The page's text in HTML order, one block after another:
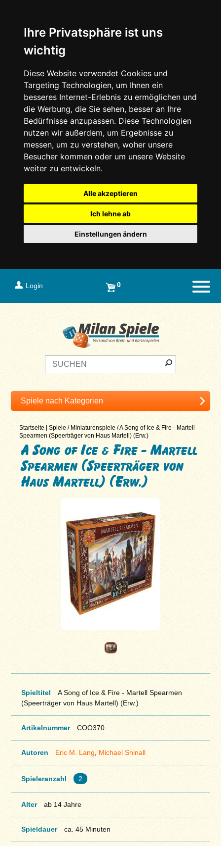
Ihre Privatsphäre ist uns
wichtig
Diese Website verwendet Cookies und
Targeting Technologien, um Ihnen ein
besseres Internet-Erlebnis zu ermöglichen und
die Werbung, die Sie sehen, besser an Ihre
Bedürfnisse anzupassen. Diese Technologien
nutzen wir außerdem, um Ergebnisse zu
messen, um zu verstehen, woher unsere
Besucher kommen oder um unsere Website
weiter zu entwickeln.
Alle akzeptieren
Ich lehne ab
Einstellungen ändern
Login 0
Startseite |Spiele / Miniaturenspiele /A Song of Ice & Fire - Martell
Spearmen (Speerträger von Haus Martell) (Erw.)
A Song of Ice & Fire - Martell
Spearmen (Speerträger von
Haus Martell) (Erw.)
Spieltitel
A Song of Ice & Fire - Martell Spearmen
(Speerträger von Haus Martell) (Erw.)
Artikelnummer COO370
Autoren Eric M. Lang Michael Shinall
Spieleranzahl 2
Alter ab 14 Jahre
Spieldauer ca. 45 Minuten